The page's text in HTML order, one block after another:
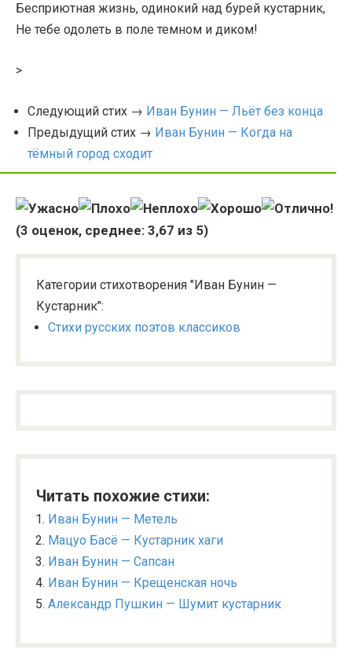
Бесприютная жизнь, одинокий над бурей кустарник,
Не тебе одолеть в поле темном и диком!
>
Следующий стих → Иван Бунин — Льёт без конца
Предыдущий стих → Иван Бунин — Когда на
тёмный город сходит
(3 оценок, среднее: 3,67 из 5)
Категории стихотворения "Иван Бунин —
Кустарник":
Стихи русских поэтов классиков
Читать похожие стихи:
Иван Бунин — Метель
Мацуо Басё — Кустарник хаги
Иван Бунин — Сапсан
Иван Бунин — Крещенская ночь
Александр Пушкин — Шумит кустарник